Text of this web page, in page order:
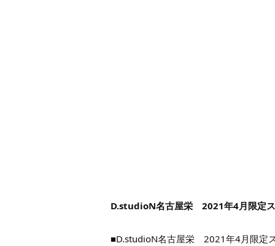
D.studioN名古屋栄 2021年4月限定
■D.studioN名古屋栄 2021年4月限定